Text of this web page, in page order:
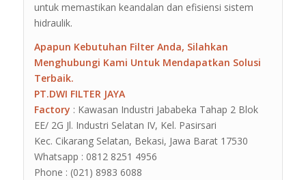
untuk memastikan keandalan dan efisiensi sistem
hidraulik.
Apapun Kebutuhan Filter Anda, Silahkan
Menghubungi Kami Untuk Mendapatkan Solusi
Terbaik.
PT.DWI FILTER JAYA
Factory : Kawasan Industri Jababeka Tahap 2 Blok
EE/ 2G Jl. Industri Selatan IV, Kel. Pasirsari
Kec. Cikarang Selatan, Bekasi, Jawa Barat 17530
Whatsapp : 0812 8251 4956
Phone : (021) 8983 6088